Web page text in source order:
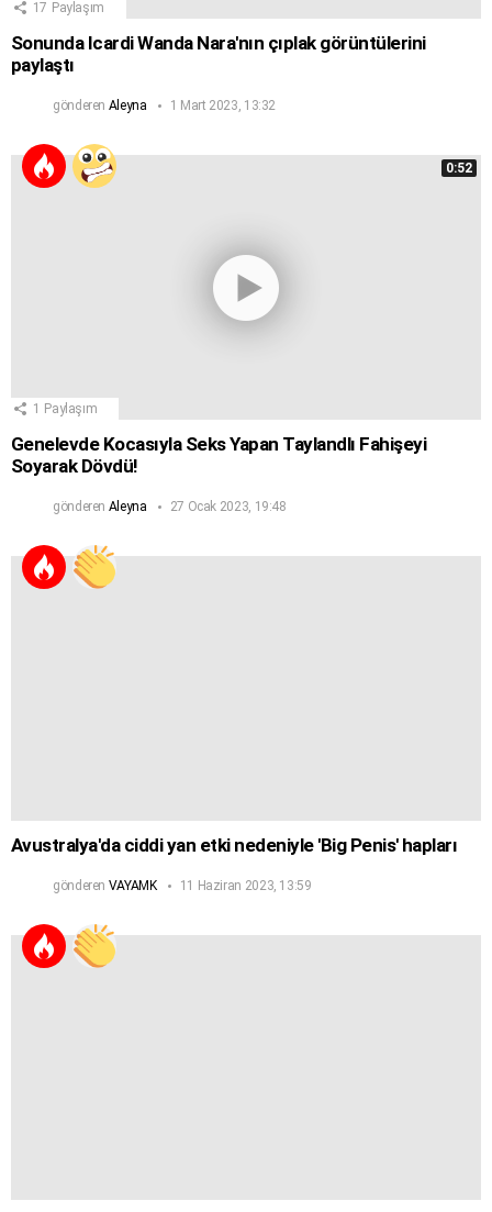
17 Paylaşım
Sonunda Icardi Wanda Nara'nın çıplak görüntülerini
paylaştı
gönderen Aleyna 1 Mart 2023, 13:32
0:52
1 Paylaşım
Genelevde Kocasıyla Seks Yapan Taylandlı Fahişeyi
Soyarak Dövdü!
gönderen Aleyna 27 Ocak 2023, 19:48
Avustralya'da ciddi yan etki nedeniyle 'Big Penis' hapları
gönderen VAYAMK 11 Haziran 2023, 13:59